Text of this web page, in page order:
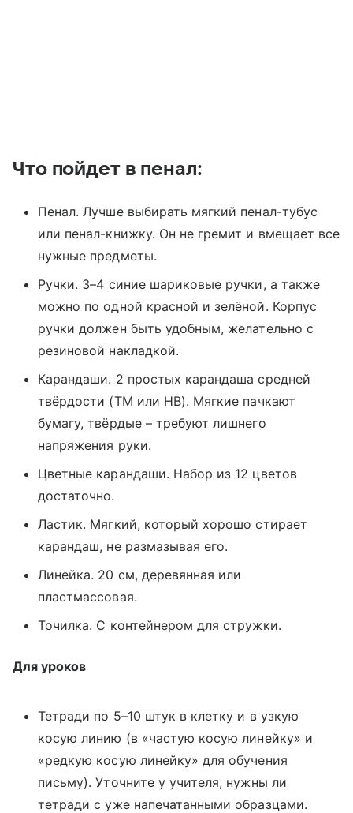
Что пойдет в пенал:
Пенал. Лучше выбирать мягкий пенал-тубус
или пенал-книжку. Он не гремит и вмещает все
нужные предметы.
Ручки. 3–4 синие шариковые ручки, а также
можно по одной красной и зелёной. Корпус
ручки должен быть удобным, желательно с
резиновой накладкой.
Карандаши. 2 простых карандаша средней
твёрдости (ТМ или HB). Мягкие пачкают
бумагу, твёрдые – требуют лишнего
напряжения руки.
Цветные карандаши. Набор из 12 цветов
достаточно.
Ластик. Мягкий, который хорошо стирает
карандаш, не размазывая его.
Линейка. 20 см, деревянная или
пластмассовая.
Точилка. С контейнером для стружки.
Для уроков
Тетради по 5–10 штук в клетку и в узкую
косую линию (в «частую косую линейку» и
«редкую косую линейку» для обучения
письму). Уточните у учителя, нужны ли
тетради с уже напечатанными образцами.